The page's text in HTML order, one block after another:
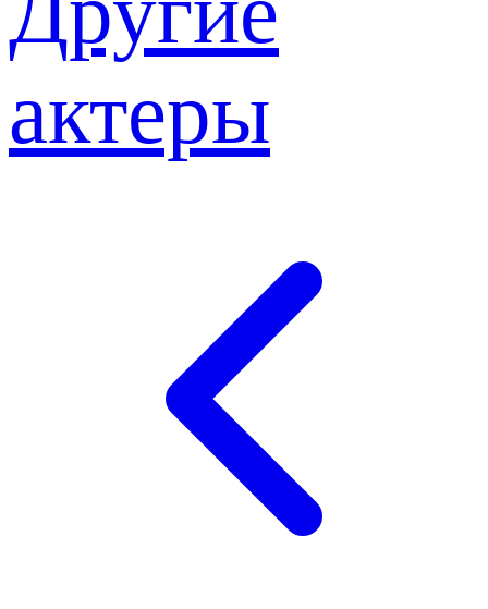
актеры